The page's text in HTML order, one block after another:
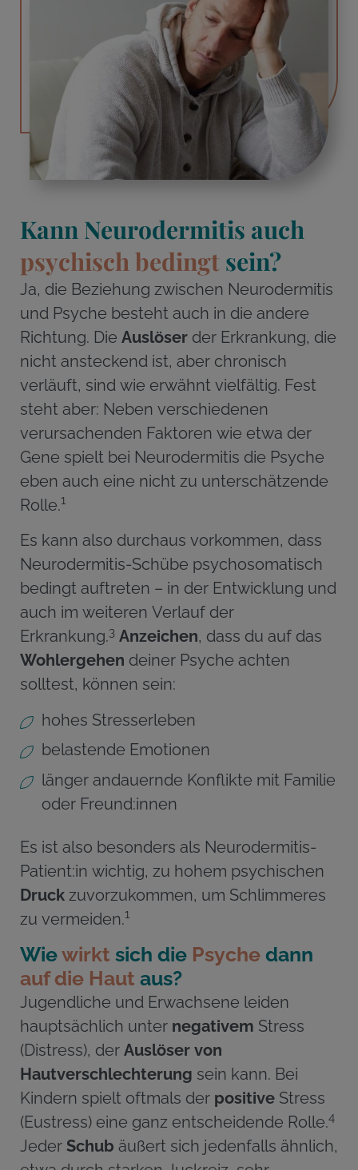
Kann Neurodermitis auch
psychisch bedingt sein?
Ja, die Beziehung zwischen Neurodermitis
und Psyche besteht auch in die andere
Richtung. Die Auslöser der Erkrankung, die
nicht ansteckend ist, aber chronisch
verläuft, sind wie erwähnt vielfältig. Fest
steht aber: Neben verschiedenen
verursachenden Faktoren wie etwa der
Gene spielt bei Neurodermitis die Psyche
eben auch eine nicht zu unterschätzende
Rolle.1
Es kann also durchaus vorkommen, dass
Neurodermitis-Schübe psychosomatisch
bedingt auftreten – in der Entwicklung und
auch im weiteren Verlauf der
Erkrankung.3 Anzeichen, dass du auf das
Wohlergehen deiner Psyche achten
solltest, können sein:
hohes Stresserleben
belastende Emotionen
länger andauernde Konflikte mit Familie
oder Freund:innen
Es ist also besonders als Neurodermitis-
Patient:in wichtig, zu hohem psychischen
Druck zuvorzukommen, um Schlimmeres
zu vermeiden.1
Wiewirkt sich die Psyche dann
auf die Haut aus?
Jugendliche und Erwachsene leiden
hauptsächlich unter negativem Stress
(Distress), der Auslöser von
Hautverschlechterung sein kann. Bei
Kindern spielt oftmals der positive Stress
(Eustress) eine ganz entscheidende Rolle.4
Jeder Schub äußert sich jedenfalls ähnlich,